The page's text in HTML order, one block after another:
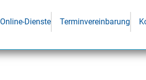
Online-Dienste Terminvereinbarung